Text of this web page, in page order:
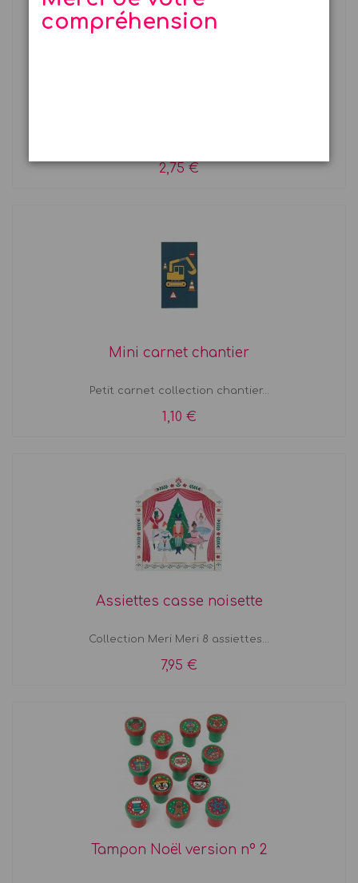
compréhension
2,75 €
Mini carnet chantier
Petit carnet collection chantier...
1,10 €
Assiettes casse noisette
Collection Meri Meri 8 assiettes...
7,95 €
Tampon Noël version n° 2